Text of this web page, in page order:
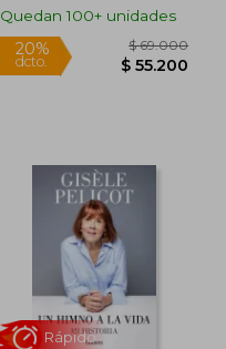
20%
dcto.
Rápido
Quedan 100+ unidades